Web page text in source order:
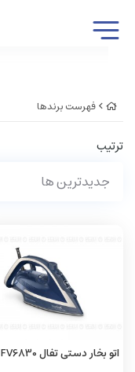
فهرست برندها
ترتیب
اتو بخار دستی تفال FV6830